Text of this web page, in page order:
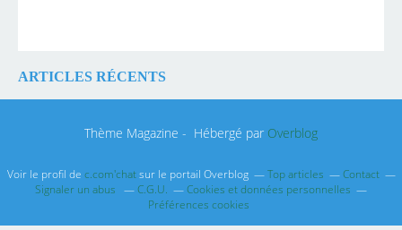
ARTICLES RÉCENTS
Thème Magazine - Hébergé par Overblog
Voir le profil de c.com'chatsur le portail Overblog Top articles
Contact
Signaler un abus
C.G.U.
Cookies et données personnelles
Préférences cookies